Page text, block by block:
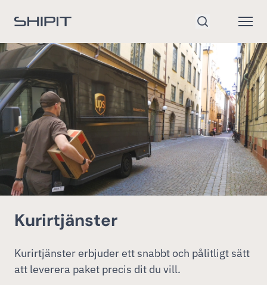
Gå till startsidan
Kurirtjänster
Kurirtjänster erbjuder ett snabbt och pålitligt sätt
att leverera paket precis dit du vill.